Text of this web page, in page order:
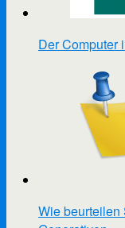
Der Computer
Wie